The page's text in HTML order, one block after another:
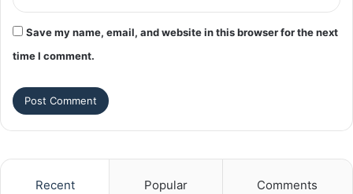
Save my name, email, and website in this browser for the next
time I comment.
Recent Popular Comments